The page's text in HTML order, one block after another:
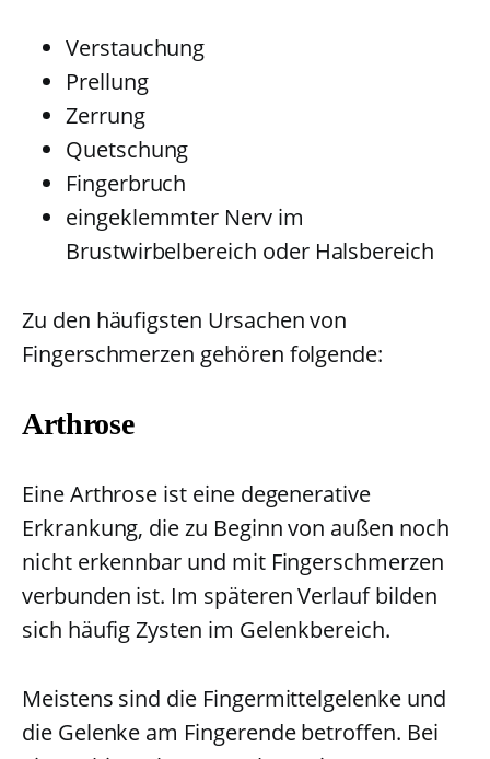
Verstauchung
Prellung
Zerrung
Quetschung
Fingerbruch
eingeklemmter Nerv im
Brustwirbelbereich oder Halsbereich
Zu den häufigsten Ursachen von
Fingerschmerzen gehören folgende:
Arthrose
Eine Arthrose ist eine degenerative
Erkrankung, die zu Beginn von außen noch
nicht erkennbar und mit Fingerschmerzen
verbunden ist. Im späteren Verlauf bilden
sich häufig Zysten im Gelenkbereich.
Meistens sind die Fingermittelgelenke und
die Gelenke am Fingerende betroffen. Bei